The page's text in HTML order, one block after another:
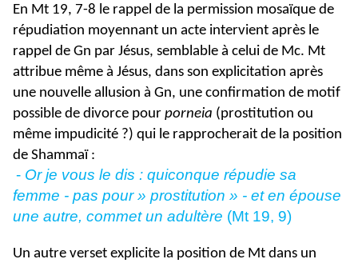
En Mt 19, 7-8 le rappel de la permission mosaïque de
répudiation moyennant un acte intervient après le
rappel de Gn par Jésus, semblable à celui de Mc. Mt
attribue même à Jésus, dans son explicitation après
une nouvelle allusion à Gn, une confirmation de motif
possible de divorce pour porneia (prostitution ou
même impudicité ?) qui le rapprocherait de la position
de Shammaï :
- Or je vous le dis : quiconque répudie sa
femme - pas pour » prostitution » - et en épouse
une autre, commet un adultère (Mt 19, 9)
Un autre verset explicite la position de Mt dans un